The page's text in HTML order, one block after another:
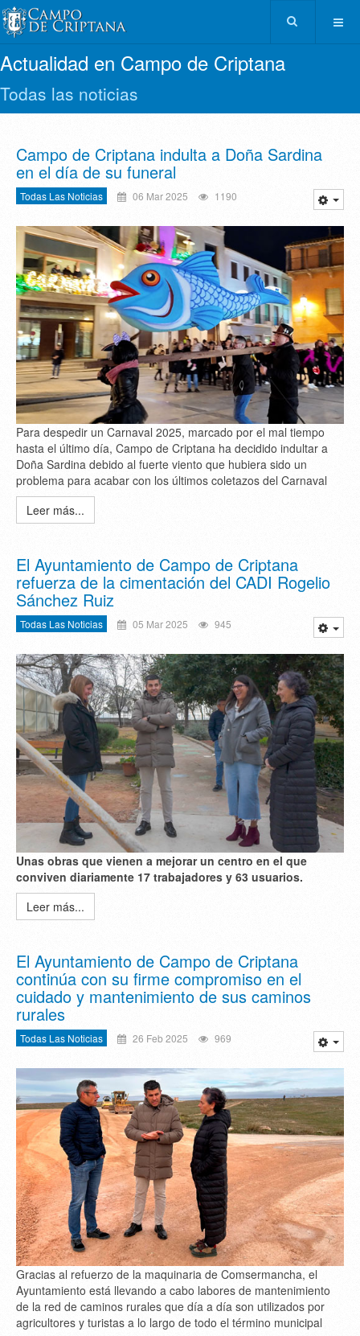
Actualidad en Campo de Criptana
Todas las noticias
Campo de Criptana indulta a Doña Sardina
en el día de su funeral
Todas Las Noticias 06 Mar 2025 1190
Para despedir un Carnaval 2025, marcado por el mal tiempo
hasta el último día, Campo de Criptana ha decidido indultar a
Doña Sardina debido al fuerte viento que hubiera sido un
problema para acabar con los últimos coletazos del Carnaval
Leer más...
El Ayuntamiento de Campo de Criptana
refuerza de la cimentación del CADI Rogelio
Sánchez Ruiz
Todas Las Noticias 05 Mar 2025 945
Unas obras que vienen a mejorar un centro en el que
conviven diariamente 17 trabajadores y 63 usuarios.
Leer más...
El Ayuntamiento de Campo de Criptana
continúa con su firme compromiso en el
cuidado y mantenimiento de sus caminos
rurales
Todas Las Noticias 26 Feb 2025 969
Gracias al refuerzo de la maquinaria de Comsermancha, el
Ayuntamiento está llevando a cabo labores de mantenimiento
de la red de caminos rurales que día a día son utilizados por
agricultores y turistas a lo largo de todo el término municipal